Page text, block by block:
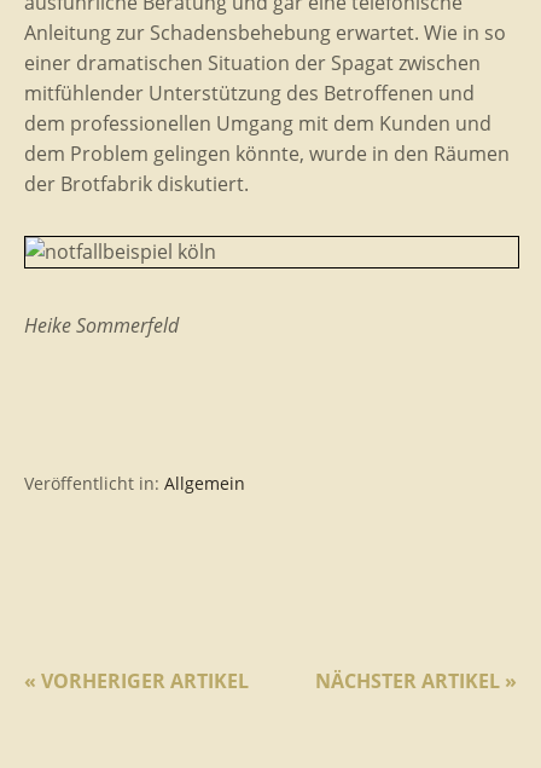
Anleitung zur Schadensbehebung erwartet. Wie in so
einer dramatischen Situation der Spagat zwischen
mitfühlender Unterstützung des Betroffenen und
dem professionellen Umgang mit dem Kunden und
dem Problem gelingen könnte, wurde in den Räumen
der Brotfabrik diskutiert.
Heike Sommerfeld
Veröffentlicht in: Allgemein
NÄCHSTER ARTIKEL »
« VORHERIGER ARTIKEL